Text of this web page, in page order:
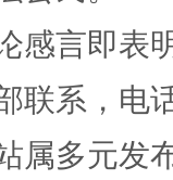
感言即表
联系，电
属多元发